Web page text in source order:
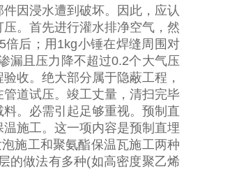
因浸水遭到破坏。因此，应认
。首先进行灌水排净空气，然
倍后；用 1kg小锤在焊缝周围对
漏且压力降不超过0.2个大气压
收。绝大部分属于隐蔽工程，
道试压。竣工丈量，清扫完毕
。必需引起足够重视。预制直
施工。这一项内容是预制直埋
施工和聚氨酯保温瓦施工两种
的做法有多种(如高密度聚乙烯